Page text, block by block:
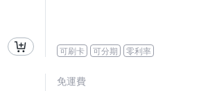
可刷卡 可分期 零利率
免運費